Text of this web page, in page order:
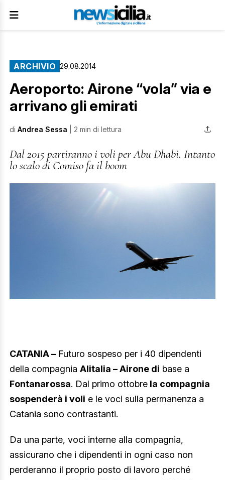
ARCHIVIO 29.08.2014
Aeroporto: Airone “vola” via e
arrivano gli emirati
di Andrea Sessa | 2 min di lettura
Dal 2015 partiranno i voli per Abu Dhabi. Intanto
lo scalo di Comiso fa il boom
CATANIA – Futuro sospeso per i 40 dipendenti
della compagnia Alitalia – Airone di base a
Fontanarossa. Dal primo ottobre la compagnia
sospenderà i voli e le voci sulla permanenza a
Catania sono contrastanti.
Da una parte, voci interne alla compagnia,
assicurano che i dipendenti in ogni caso non
perderanno il proprio posto di lavoro perché